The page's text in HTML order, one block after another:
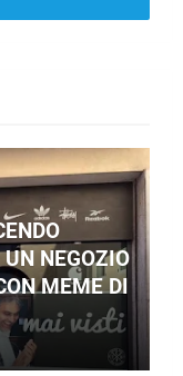
NEGOZIO
MEME DI